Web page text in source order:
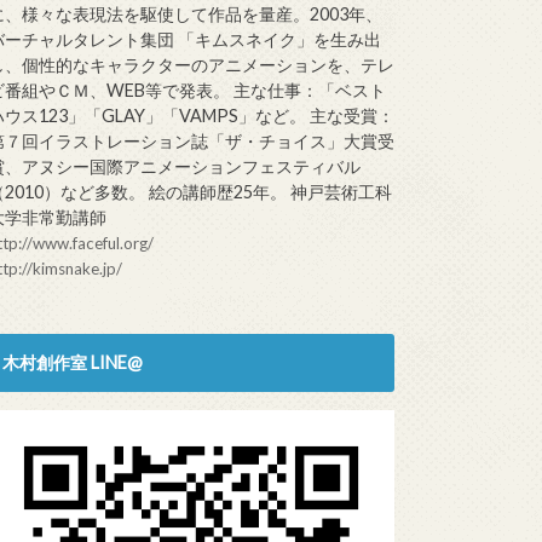
、様々な表現法を駆使して作品を量産。2003年、
ーチャルタレント集団 「キムスネイク」を生み出
、個性的なキャラクターのアニメーションを、テレ
番組やＣＭ、WEB等で発表。 主な仕事：「ベスト
ウス123」「GLAY」「VAMPS」など。 主な受賞：
７回イラストレーション誌「ザ・チョイス」大賞受
、アヌシー国際アニメーションフェスティバル
2010）など多数。 絵の講師歴25年。 神戸芸術工科
学非常勤講師
www.faceful.org/
kimsnake.jp/
木村創作室 LINE@